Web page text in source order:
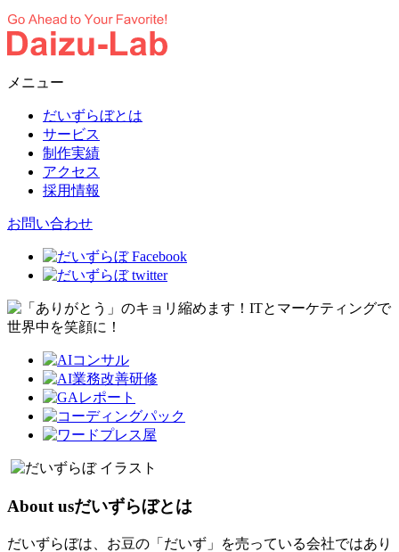
メニュー
だいずらぼとは
サービス
制作実績
アクセス
採用情報
お問い合わせ
About usだいずらぼとは
だいずらぼは、お豆の「だいず」を売っている会社ではあり